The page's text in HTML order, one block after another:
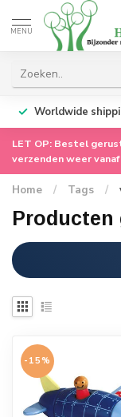
MENU
Worldwide
LET OP: Bestel
verzenden weer
Home / Tags /
Producten
-15%